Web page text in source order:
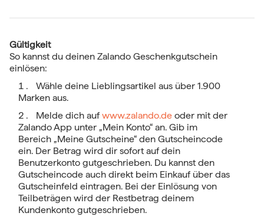
Gültigkeit
So kannst du deinen Zalando Geschenkgutschein
einlösen:
Wähle deine Lieblingsartikel aus über 1.900
Marken aus.
Melde dich auf www.zalando.de oder mit der
Zalando App unter „Mein Konto“ an. Gib im
Bereich „Meine Gutscheine“ den Gutscheincode
ein. Der Betrag wird dir sofort auf dein
Benutzerkonto gutgeschrieben. Du kannst den
Gutscheincode auch direkt beim Einkauf über das
Gutscheinfeld eintragen. Bei der Einlösung von
Teilbeträgen wird der Restbetrag deinem
Kundenkonto gutgeschrieben.